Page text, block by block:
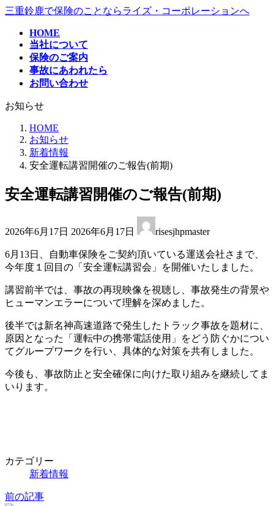
コ
キ
ッ
ナ
に
移
三重鈴鹿で保険のことならライズ・コーポレーションへ
HOME
当社について
保険のご案内
事故にあわれたら
お問い合わせ
お知らせ
HOME
お知らせ
新着情報
安全運転講習開催のご報告(前期)
安全運転講習開催のご報告(前期)
2026年6月17日 終
更
新
日
時
:
2026年6月17日 risesjhpmaster
6月13日、自動車保険をご契約頂いている運送会社さまで、
今年度１回目の「安全運転講習会」を開催いたしました。
講習前半では、事故の再現映像を視聴し、事故発生の背景や
ヒューマンエラーについて理解を深めました。
後半では新名神高速道路で発生したトラック事故を題材に、
原因となった「運転中の携帯電話使用」をどう防ぐかについ
てグループワークを行い、具体的な対策を共有しました。
今後も、事故防止と安全確保に向けた取り組みを継続してま
いります。
カテゴリー
新着情報
前の記事